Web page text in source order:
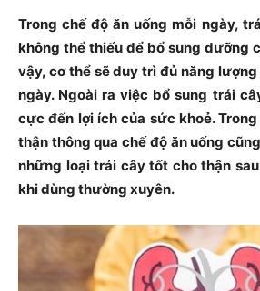
Trong chế độ ăn uống mỗi ngày,
không thể thiếu để bổ sung dưỡng
vậy, cơ thể sẽ duy trì đủ năng
ngày. Ngoài ra việc bổ sung trái
cực đến lợi ích của sức khoẻ.
thận thông qua chế độ ăn uống
những loại trái cây tốt cho thận
khi dùng thường xuyên.